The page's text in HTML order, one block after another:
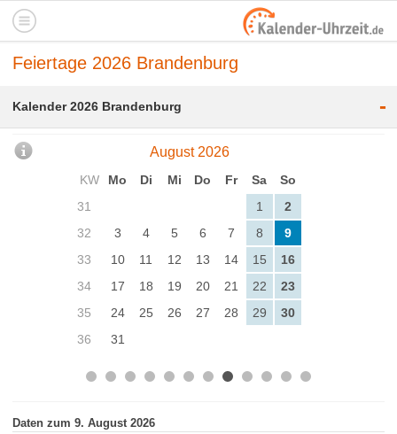
Feiertage 2026 Brandenburg
Kalender 2026 Brandenburg -
August 2026
KW Mo Di Mi Do Fr Sa
So
31
1
2
32
3 4 5 6 7 8
9
33
10 11 12 13 14 15
16
34
17 18 19 20 21 22
23
35
24 25 26 27 28 29
30
36
31
Daten zum 9. August 2026